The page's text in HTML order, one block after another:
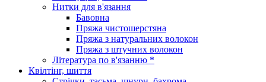
Нитки для в'язання
Бавовна
Пряжа чистошерстяна
Пряжа з натуральних волокон
Пряжа з штучних волокон
Література по в'язанню *
Квілтінг, шиття